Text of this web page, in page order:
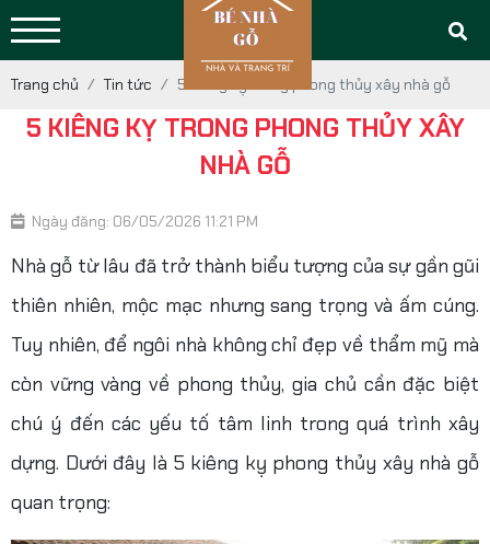
Trang chủ Tin tức 5 Kiêng kỵ trong phong thủy xây nhà gỗ
5 KIÊNG KỴ TRONG PHONG THỦY XÂY
NHÀ GỖ
Ngày đăng: 06/05/2026 11:21 PM
Nhà gỗ từ lâu đã trở thành biểu tượng của sự gần gũi
thiên nhiên, mộc mạc nhưng sang trọng và ấm cúng.
Tuy nhiên, để ngôi nhà không chỉ đẹp về thẩm mỹ mà
còn vững vàng về phong thủy, gia chủ cần đặc biệt
chú ý đến các yếu tố tâm linh trong quá trình xây
dựng. Dưới đây là 5 kiêng kỵ phong thủy xây nhà gỗ
quan trọng: